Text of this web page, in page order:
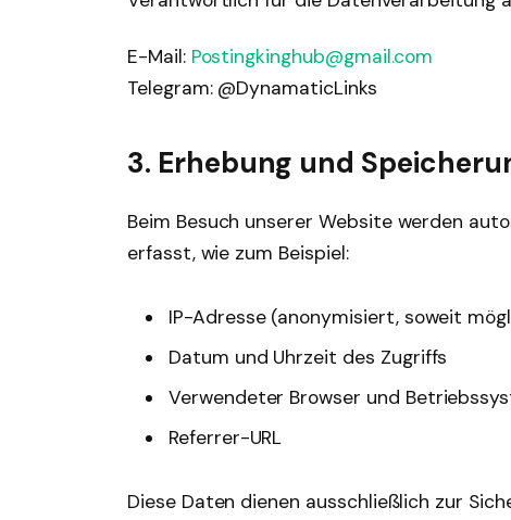
E-Mail: Postingkinghub@gmail.com
Telegram: @DynamaticLinks
3. Erhebung und
Beim Besuch unserer Website werden
erfasst, wie zum Beispiel:
IP-Adresse (anonymisiert, soweit
Datum und Uhrzeit des Zugriffs
Verwendeter Browser und
Referrer-URL
Diese Daten dienen ausschließlich zur